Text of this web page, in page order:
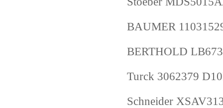
BAUMER
BERTHOLD
Turck 3062379
Schneider